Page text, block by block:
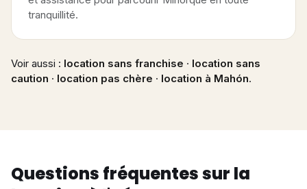
tranquillité.
Voir aussi : location sans franchise · location sans
caution · location pas chère · location à Mahón.
Questions fréquentes sur la